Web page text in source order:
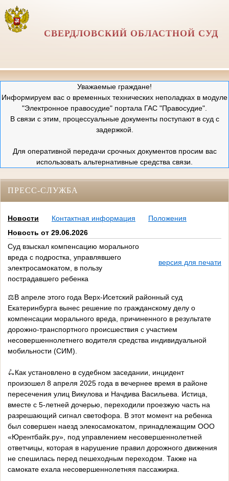
СВЕРДЛОВСКИЙ ОБЛАСТНОЙ СУД
Уважаемые граждане!
Информируем вас о временных технических неполадках в модуле
"Электронное правосудие" портала ГАС "Правосудие".
В связи с этим, процессуальные документы поступают в суд с
задержкой.
Для оперативной передачи срочных документов просим вас
использовать альтернативные средства связи.
ПРЕСС-СЛУЖБА
Новости Контактная информация
Положения
Новость от 29.06.2026
Суд взыскал компенсацию морального
вреда с подростка, управлявшего
электросамокатом, в пользу
пострадавшего ребенка
версия для печати
⚖️В апреле этого года Верх-Исетский районный суд
Екатеринбурга вынес решение по гражданскому делу о
компенсации морального вреда, причиненного в результате
дорожно-транспортного происшествия с участием
несовершеннолетнего водителя средства индивидуальной
мобильности (СИМ).
🛴Как установлено в судебном заседании, инцидент
произошел 8 апреля 2025 года в вечернее время в районе
пересечения улиц Викулова и Начдива Васильева. Истица,
вместе с 5-летней дочерью, переходили проезжую часть на
разрешающий сигнал светофора. В этот момент на ребенка
был совершен наезд элекосамокатом, принадлежащим ООО
«Юрентбайк.ру», под управлением несовершеннолетней
ответчицы, которая в нарушение правил дорожного движения
не спешилась перед пешеходным переходом. Также на
самокате ехала несовершеннолетняя пассажирка.